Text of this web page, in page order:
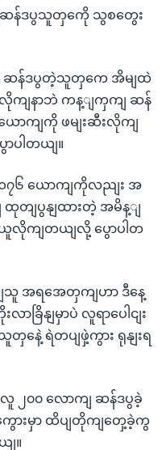
ျဆန်ဒပွသူတှကေို သွစတွေး
ာ ဆန်ဒပွတဲ့သူတှကေ အိမျထဲ
ကျနာဘဲ ကန့ျကှကျ ဆန်
ာကျကို ဖမျးဆီးလိုကျ
ပါတယျ။
၁၇၆ ယောကျကိုလညျး အ
ထုတျပွနျထားတဲ့ အမိန့ျ
ယူလိုကျတယျလို့ ပွောပါတ
ျသူ အရအေတှကျဟာ ဒီနေ့
ာခြိနျမှာပဲ လူရာပေါငျး
နေဲ့ ရဲတပျဖှဲ့ကွား ရုနျးရ
၂၀၀ လောကျ ဆန်ဒပွခဲ့
ားမှာ ထိပျတိုကျတှေ့ခဲ့ကွ
ျ။